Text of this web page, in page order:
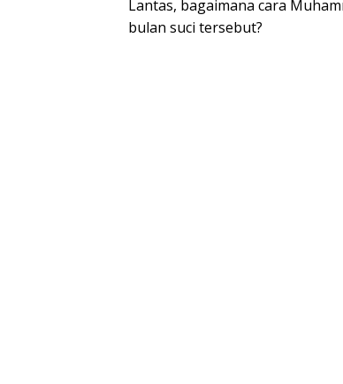
Lantas, bagaimana cara
bulan suci tersebut?